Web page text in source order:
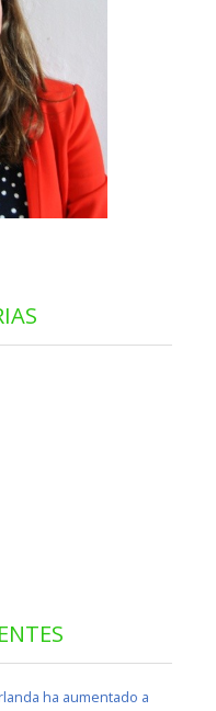
ha aumentado a